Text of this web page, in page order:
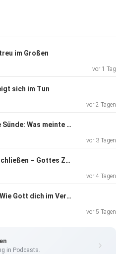
im Großen
vor 1 Tag
sich im Tun
vor 2 Tagen
Die unverzeihliche Sünde: Was meinte Jeschua in Matthäus 12 und wie schützt du dich vor Verführung?
vor 3 Tagen
Wenn Türen sich schließen – Gottes Zeit in der Wüste
vor 4 Tagen
Der treue Hüter – Wie Gott dich im Verborgenen bewahrt
vor 5 Tagen
in Podcasts.